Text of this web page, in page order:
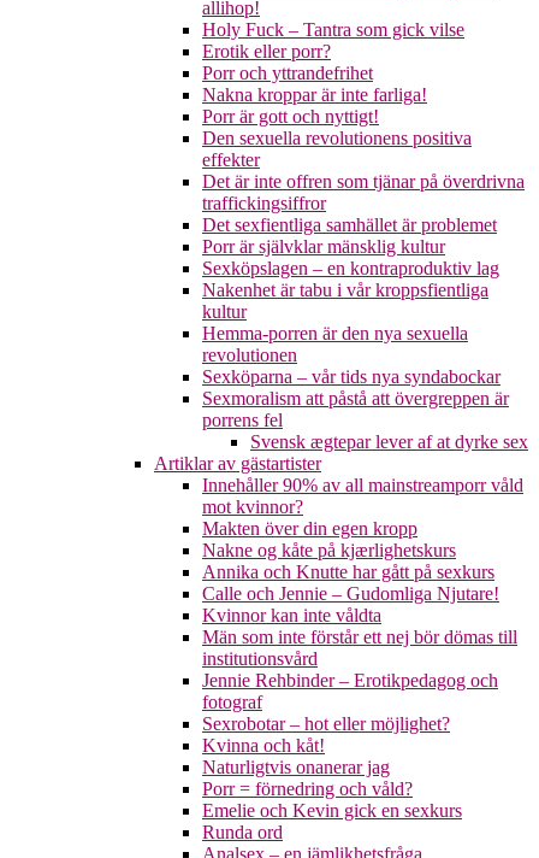
allihop!
Holy Fuck – Tantra som gick vilse
Erotik eller porr?
Porr och yttrandefrihet
Nakna kroppar är inte farliga!
Porr är gott och nyttigt!
Den sexuella revolutionens positiva
effekter
Det är inte offren som tjänar på överdrivna
traffickingsiffror
Det sexfientliga samhället är problemet
Porr är självklar mänsklig kultur
Sexköpslagen – en kontraproduktiv lag
Nakenhet är tabu i vår kroppsfientliga
kultur
Hemma-porren är den nya sexuella
revolutionen
Sexköparna – vår tids nya syndabockar
Sexmoralism att påstå att övergreppen är
porrens fel
Svensk ægtepar lever af at dyrke sex
Artiklar av gästartister
Innehåller 90% av all mainstreamporr våld
mot kvinnor?
Makten över din egen kropp
Nakne og kåte på kjærlighetskurs
Annika och Knutte har gått på sexkurs
Calle och Jennie – Gudomliga Njutare!
Kvinnor kan inte våldta
Män som inte förstår ett nej bör dömas till
institutionsvård
Jennie Rehbinder – Erotikpedagog och
fotograf
Sexrobotar – hot eller möjlighet?
Kvinna och kåt!
Naturligtvis onanerar jag
Porr = förnedring och våld?
Emelie och Kevin gick en sexkurs
Runda ord